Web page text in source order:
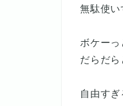
無駄使い
ボケーっ
だらだら
自由す